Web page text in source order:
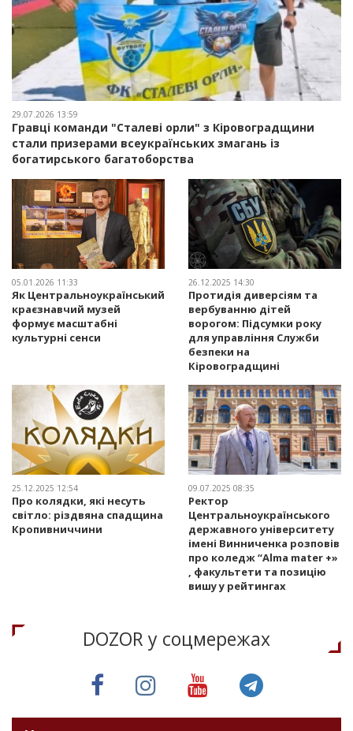
29.07.2026 13:59
Гравці команди "Сталеві орли" з Кіровоградщини
стали призерами всеукраїнських змагань із
богатирського багатоборства
05.01.2026 11:33
Як Центральноукраїнський
краєзнавчий музей
формує масштабні
культурні сенси
26.12.2025 14:30
Протидія диверсіям та
вербуванню дітей
ворогом: Підсумки року
для управління Служби
безпеки на
Кіровоградщині
25.12.2025 12:54
Про колядки, які несуть
світло: різдвяна спадщина
Кропивниччини
09.07.2025 08:35
Ректор
Центральноукраїнського
державного університету
імені Винниченка розповів
про коледж “Alma mater +»
, факультети та позицію
вишу у рейтингах
DOZOR у соцмережах